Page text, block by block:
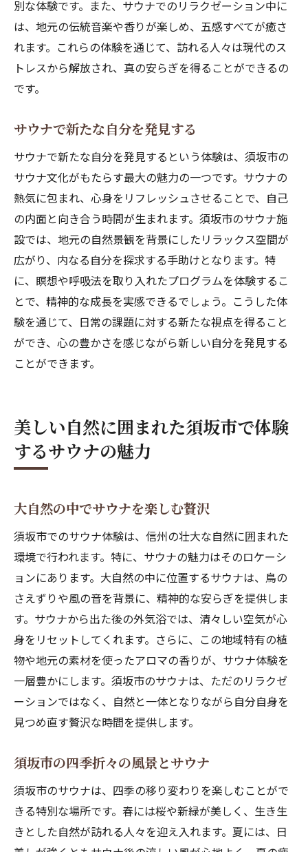
サウナで得られる自然とのシンフォニー
自然を通じた新しいリラクゼーション体験
自然と共に過ごす贅沢なひと時
別な体験です。また、サウナでのリラクゼーション中に
は、地元の伝統音楽や香りが楽しめ、五感すべてが癒さ
れます。これらの体験を通じて、訪れる人々は現代のス
トレスから解放され、真の安らぎを得ることができるの
です。
サウナで新たな自分を発見する
サウナで新たな自分を発見するという体験は、須坂市の
サウナ文化がもたらす最大の魅力の一つです。サウナの
熱気に包まれ、心身をリフレッシュさせることで、自己
の内面と向き合う時間が生まれます。須坂市のサウナ施
設では、地元の自然景観を背景にしたリラックス空間が
広がり、内なる自分を探求する手助けとなります。特
に、瞑想や呼吸法を取り入れたプログラムを体験するこ
とで、精神的な成長を実感できるでしょう。こうした体
験を通じて、日常の課題に対する新たな視点を得ること
ができ、心の豊かさを感じながら新しい自分を発見する
ことができます。
美しい自然に囲まれた須坂市で体験
するサウナの魅力
大自然の中でサウナを楽しむ贅沢
須坂市でのサウナ体験は、信州の壮大な自然に囲まれた
環境で行われます。特に、サウナの魅力はそのロケーシ
ョンにあります。大自然の中に位置するサウナは、鳥の
さえずりや風の音を背景に、精神的な安らぎを提供しま
す。サウナから出た後の外気浴では、清々しい空気が心
身をリセットしてくれます。さらに、この地域特有の植
物や地元の素材を使ったアロマの香りが、サウナ体験を
一層豊かにします。須坂市のサウナは、ただのリラクゼ
ーションではなく、自然と一体となりながら自分自身を
見つめ直す贅沢な時間を提供します。
須坂市の四季折々の風景とサウナ
須坂市のサウナは、四季の移り変わりを楽しむことがで
きる特別な場所です。春には桜や新緑が美しく、生き生
きとした自然が訪れる人々を迎え入れます。夏には、日